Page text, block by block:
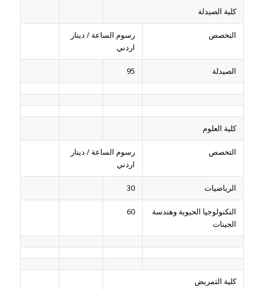
كلية الصيدلة
التخصص
رسوم الساعة / دينار
اردني
الصيدلة 95
كلية العلوم
التخصص
رسوم الساعة / دينار
اردني
الرياضيات 30
التكنولوجيا الحيوية وهندسة
الجينات
60
كلية التمريض